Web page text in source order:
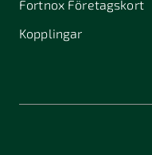
Fortnox Företagskort
Kopplingar